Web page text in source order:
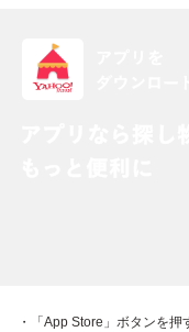
・「App Store」ボタンを押